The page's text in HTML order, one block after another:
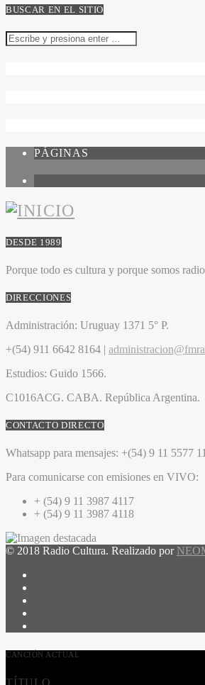
BUSCAR EN EL SITIO
PÁGINAS
DESDE 1989
Porque todo es cultura y porque somos
DIRECCIONES
Administración: Uruguay 1371 5° P.
+(54) 911 6642 8164 |
Estudios: Guido 1566.
C1016ACG. CABA. República Argentina.
CONTACTO DIRECTO
Whatsapp para mensajes: +(54) 9 11 5577
Para comunicarse con emisiones en VIVO:
+ (54) 9 11 3987 4117
+ (54) 9 11 3987 4118
© 2018 Radio Cultura. Realizado por
CANCIÓN ACTUAL